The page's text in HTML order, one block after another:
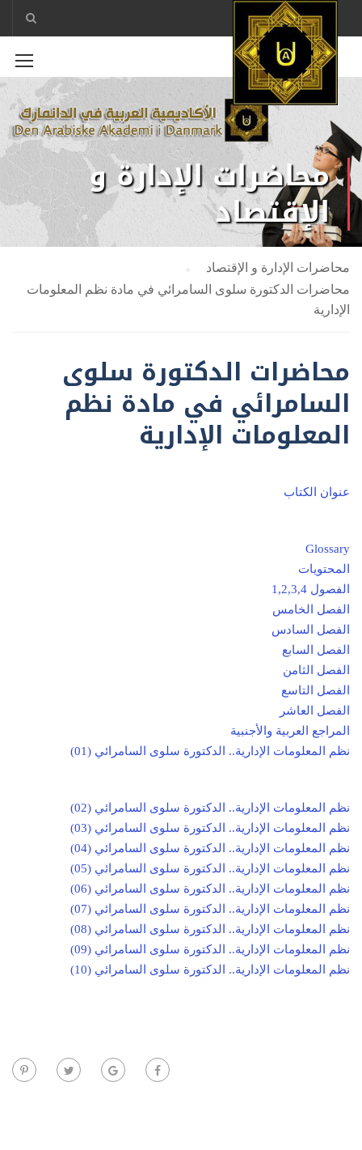
محاضرات الإدارة و
الإقتصاد
محاضرات الإدارة و الإقتصاد
محاضرات الدكتورة سلوى السامرائي في مادة نظم المعلومات
الإدارية
محاضرات الدكتورة سلوى
السامرائي في مادة نظم
المعلومات الإدارية
عنوان الكتاب
Glossary
المحتويات
الفصول 1,2,3,4
الفصل الخامس
الفصل السادس
الفصل السابع
الفصل الثامن
الفصل التاسع
الفصل العاشر
المراجع العربية والأجنبية
نظم المعلومات الإدارية.. الدكتورة سلوى السامرائي (01)
نظم المعلومات الإدارية.. الدكتورة سلوى السامرائي (02)
نظم المعلومات الإدارية.. الدكتورة سلوى السامرائي (03)
نظم المعلومات الإدارية.. الدكتورة سلوى السامرائي (04)
نظم المعلومات الإدارية.. الدكتورة سلوى السامرائي (05)
نظم المعلومات الإدارية.. الدكتورة سلوى السامرائي (06)
نظم المعلومات الإدارية.. الدكتورة سلوى السامرائي (07)
نظم المعلومات الإدارية.. الدكتورة سلوى السامرائي (08)
نظم المعلومات الإدارية.. الدكتورة سلوى السامرائي (09)
نظم المعلومات الإدارية.. الدكتورة سلوى السامرائي (10)